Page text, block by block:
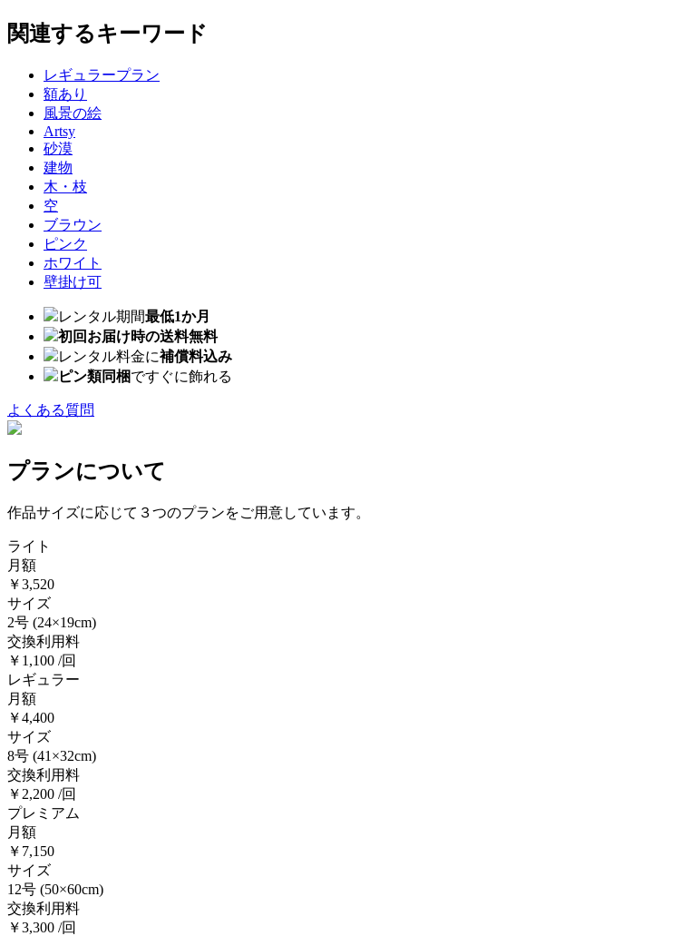
関連するキーワード
レギュラープラン
額あり
風景の絵
Artsy
砂漠
建物
木・枝
空
ブラウン
ピンク
ホワイト
壁掛け可
レンタル期間最低1か月
初回お届け時の送料無料
レンタル料金に補償料込み
ピン類同梱ですぐに飾れる
よくある質問
プランについて
作品サイズに応じて３つのプランをご用意しています。
ライト
月額
￥3,520
サイズ
2号 (24×19cm)
交換利用料
￥1,100 /回
レギュラー
月額
￥4,400
サイズ
8号 (41×32cm)
交換利用料
￥2,200 /回
プレミアム
月額
￥7,150
サイズ
12号 (50×60cm)
交換利用料
￥3,300 /回